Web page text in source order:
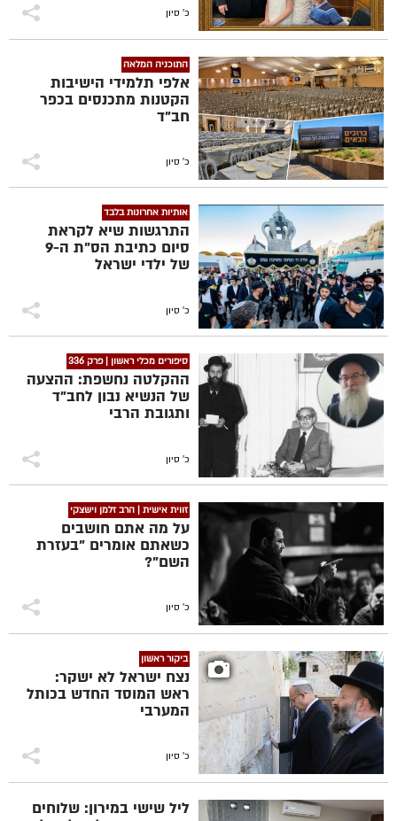
כ' סיון
התוכניה המלאה
אלפי תלמידי הישיבות
הקטנות מתכנסים בכפר
חב"ד
כ' סיון
אותיות אחרונות בלבד
התרגשות שיא לקראת
סיום כתיבת הס"ת ה-9
של ילדי ישראל
כ' סיון
סיפורים מכלי ראשון | פרק 336
ההקלטה נחשפת: ההצעה
של הנשיא נבון לחב"ד
ותגובת הרבי
כ' סיון
זווית אישית | הרב זלמן וישצקי
על מה אתם חושבים
כשאתם אומרים "בעזרת
השם"?
כ' סיון
ביקור ראשון
נצח ישראל לא ישקר:
ראש המוסד החדש בכותל
המערבי
כ' סיון
ליל שישי במירון: שלוחים